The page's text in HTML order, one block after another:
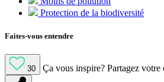
Protection de la biodiversité
Faites-vous entendre
30 Ça vous inspire? Partagez